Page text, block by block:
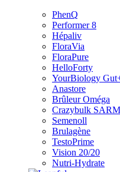
PhenQ
Performer 8
Hépaliv
FloraVia
FloraPure
HelloForty
YourBiology
Anastore
Brûleur Oméga
Crazybulk
Semenoll
Brulagène
TestoPrime
Vision 20/20
Nutri-Hydrate